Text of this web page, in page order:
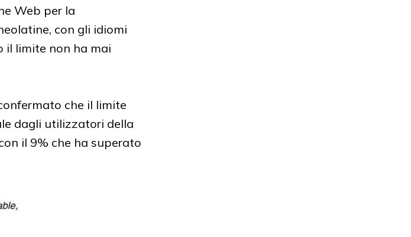
Web per la
con gli idiomi
il limite non ha mai
che il limite
dagli utilizzatori della
il 9% che ha superato